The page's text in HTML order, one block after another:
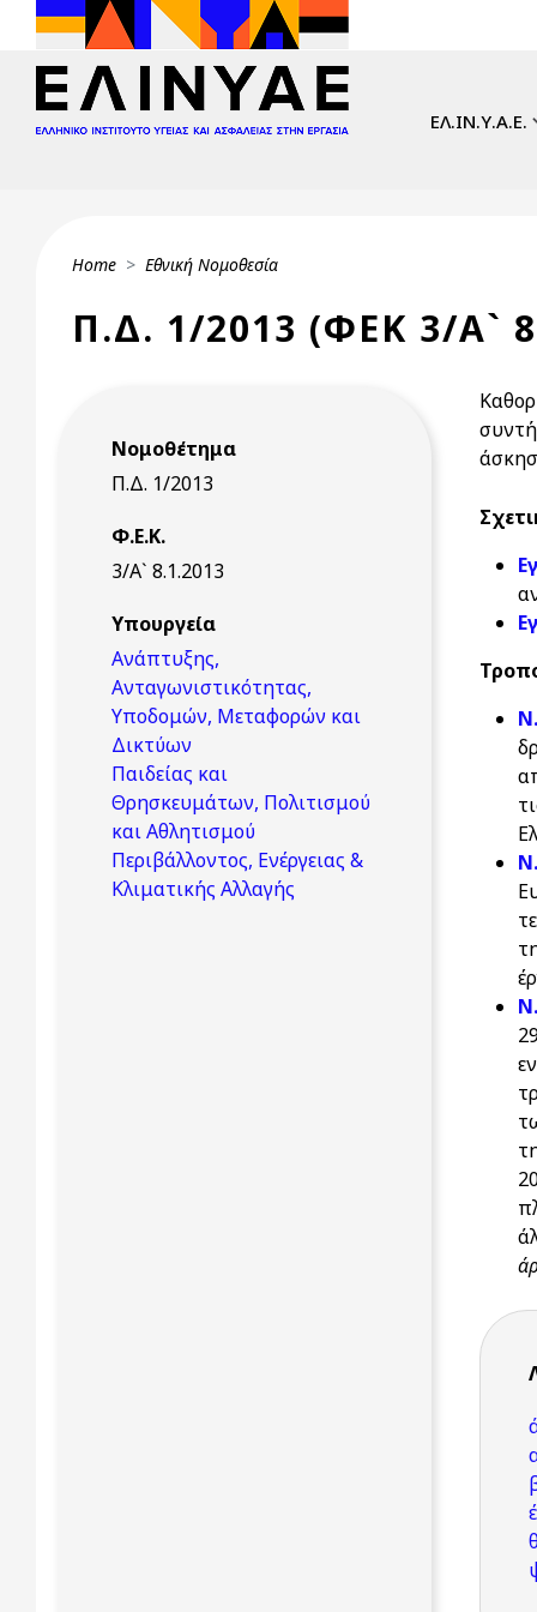
Skip to main content
ΕΛ.ΙΝ.Υ.Α.Ε.
Breadcrumb
Home Εθνική Νομοθεσία
Π.Δ. 1/2013 (ΦΕΚ 3/Α`
Νομοθέτημα
Π.Δ. 1/2013
Φ.Ε.Κ.
3/Α` 8.1.2013
Υπουργεία
Ανάπτυξης,
Ανταγωνιστικότητας,
Υποδομών, Μεταφορών και
Δικτύων
Παιδείας και
Θρησκευμάτων, Πολιτισμού
και Αθλητισμού
Περιβάλλοντος, Ενέργειας &
Κλιματικής Αλλαγής